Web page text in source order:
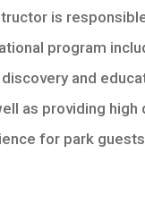
is
program
and
as providing high
for park